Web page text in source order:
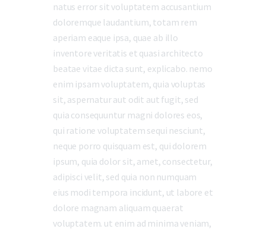
natus error sit voluptatem accusantium
doloremque laudantium, totam rem
aperiam eaque ipsa, quae ab illo
inventore veritatis et quasi architecto
beatae vitae dicta sunt, explicabo. nemo
enim ipsam voluptatem, quia voluptas
sit, aspernatur aut odit aut fugit, sed
quia consequuntur magni dolores eos,
qui ratione voluptatem sequi nesciunt,
neque porro quisquam est, qui dolorem
ipsum, quia dolor sit, amet, consectetur,
adipisci velit, sed quia non numquam
eius modi tempora incidunt, ut labore et
dolore magnam aliquam quaerat
voluptatem. ut enim ad minima veniam,